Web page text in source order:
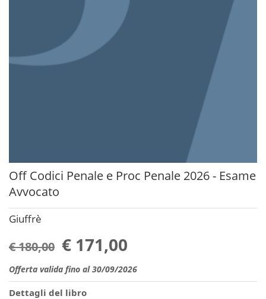
Off Codici Penale e Proc Penale 2026 - Esame
Avvocato
Giuffrè
€ 180,00 € 171,00
Offerta valida fino al 30/09/2026
Dettagli del libro